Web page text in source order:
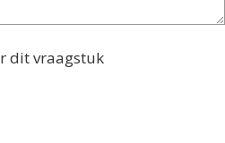
dit vraagstuk